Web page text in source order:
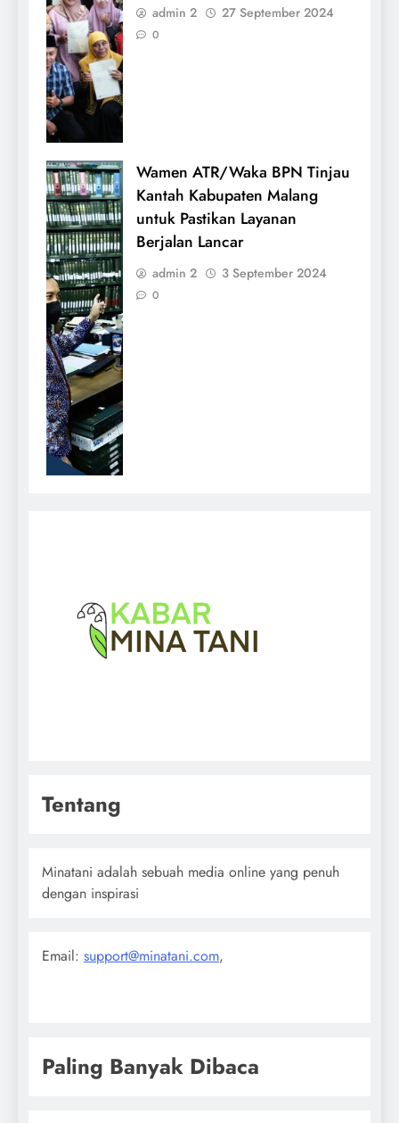
admin 2 27 September 2024
0
Wamen ATR/Waka BPN Tinjau
Kantah Kabupaten Malang
untuk Pastikan Layanan
Berjalan Lancar
admin 2 3 September 2024
0
Tentang
Minatani adalah sebuah media online yang penuh
dengan inspirasi
Email: support@minatani.com,
Paling Banyak Dibaca